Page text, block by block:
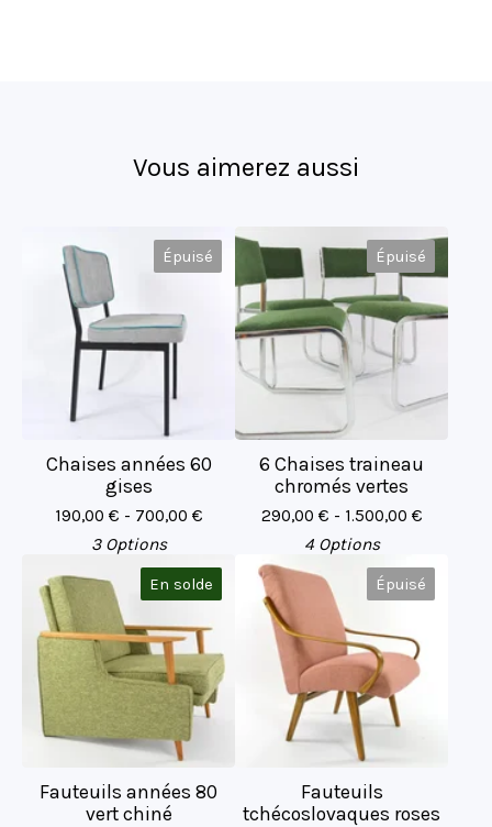
Vous aimerez aussi
Épuisé
Chaises années 60
gises
190,00 € - 700,00 €
3 Options
Épuisé
6 Chaises traineau
chromés vertes
290,00 € - 1.500,00 €
4 Options
En solde
Fauteuils années 80
vert chiné
Épuisé
Fauteuils
tchécoslovaques roses